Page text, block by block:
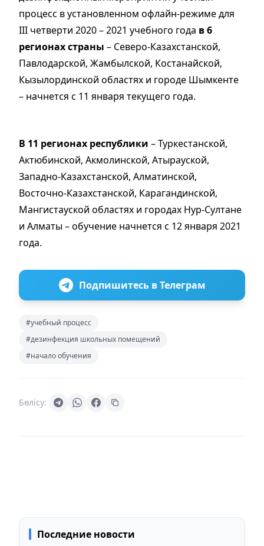
процесс в установленном офлайн-режиме для
III четверти 2020 – 2021 учебного года в 6
регионах страны – Северо-Казахстанской,
Павлодарской, Жамбылской, Костанайской,
Кызылординской областях и городе Шымкенте
– начнется с 11 января текущего года.
В 11 регионах республики – Туркестанской,
Актюбинской, Акмолинской, Атырауской,
Западно-Казахстанской, Алматинской,
Восточно-Казахстанской, Карагандинской,
Мангистауской областях и городах Нур-Султане
и Алматы – обучение начнется с 12 января 2021
года.
Подпишитесь в Телеграм
#учебный процесс
#дезинфекция школьных помещений
#начало обучения
Бөлісу:
Последние новости